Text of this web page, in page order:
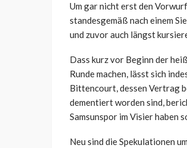
Um gar nicht erst den
standesgemäß nach einem
und zuvor auch längst
Dass kurz vor Beginn der
Runde machen, lässt sich
Bittencourt, dessen Vertrag
dementiert worden sind,
Samsunspor im Visier haben
Neu sind die Spekulationen